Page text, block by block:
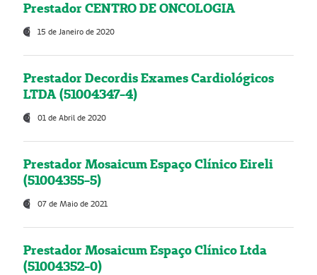
Prestador CENTRO DE ONCOLOGIA
15 de Janeiro de 2020
Prestador Decordis Exames Cardiológicos
LTDA (51004347-4)
01 de Abril de 2020
Prestador Mosaicum Espaço Clínico Eireli
(51004355-5)
07 de Maio de 2021
Prestador Mosaicum Espaço Clínico Ltda
(51004352-0)